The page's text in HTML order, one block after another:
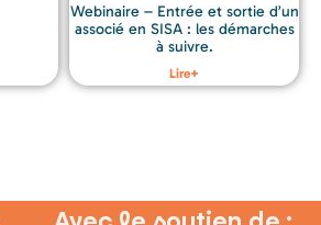
Webinaire – Entrée et sortie d’un
associé en SISA : les démarches
à suivre.
Lire+